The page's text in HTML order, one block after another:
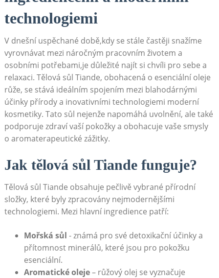
technologiemi
V dnešní ​uspěchané‌ době,kdy se stále častěji ‌snažíme ​
vyrovnávat mezi náročným pracovním životem ⁤a
osobními potřebami,je důležité‍ najít si chvíli⁢ pro sebe a
relaxaci. Tělová sůl Tiande, obohacená o esenciální ‍oleje
růže, se stává ideálním spojením mezi blahodárnými
účinky ‌přírody ⁤a inovativními technologiemi moderní
kosmetiky. Tato sůl nejenže napomáhá uvolnění, ale také
podporuje zdraví ⁤vaší ⁢pokožky a obohacuje ​vaše smysly
o aromaterapeutické zážitky.
Jak ⁣tělová sůl Tiande funguje?
Tělová sůl ⁣Tiande ⁢obsahuje ​pečlivě vybrané přírodní
složky, které byly ​zpracovány​ nejmodernějšími
‍technologiemi. Mezi hlavní ⁣ingredience​ patří:
Mořská sůl -‍ známá pro své detoxikační ​účinky a
přítomnost minerálů, které jsou pro pokožku
esenciální.
Aromatické oleje– růžový olej se vyznačuje